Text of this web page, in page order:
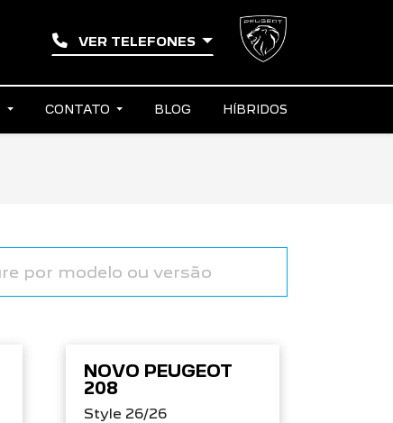
VER TELEFONES
CONTATO BLOG HÍBRIDOS
NOVO PEUGEOT
208
Style 26/26